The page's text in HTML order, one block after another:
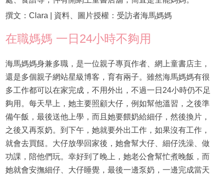
撰文：Clara | 資料、圖片授權：受訪者海馬媽媽
在職媽媽 一日24小時不夠用
海馬媽媽身兼多職，是一位親子專頁作者、網上童書店主，
還是多個親子網站星級博客，育有兩子。雖然海馬媽媽有很
多工作都可以在家完成，不用外出，不過一日24小時仍不足
夠用。每天早上，她主要照顧大仔，例如幫他溫習，之後準
備午飯，最後送他上學，而且她要餵奶給細仔，然後換片，
之後又再泵奶。到下午，她就要外出工作，如果沒有工作，
就會去買餸。大仔放學回家後，她會幫大仔、細仔洗澡、做
功課，陪他們玩。幸好到了晚上，她老公會幫忙煮晚飯，而
她就會安撫細仔、大仔睡覺，最後一邊泵奶，一邊完成當天